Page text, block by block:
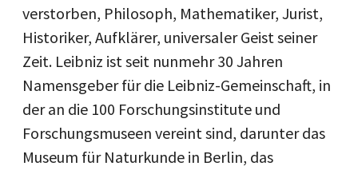
verstorben, Philosoph, Mathematiker, Jurist,
Historiker, Aufklärer, universaler Geist seiner
Zeit. Leibniz ist seit nunmehr 30 Jahren
Namensgeber für die Leibniz-Gemeinschaft, in
der an die 100 Forschungsinstitute und
Forschungsmuseen vereint sind, darunter das
Museum für Naturkunde in Berlin, das